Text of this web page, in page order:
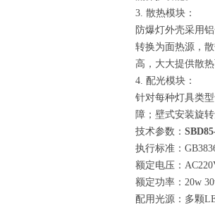
3. 散热模块：
防爆灯外壳采用
转换为面热源，
高，大大提供散
4. 配光模块：
针对每种灯具类
障；壁式安装旋
技术参数：
执行标准：
额定电压：
额定功率：20w
配用光源：多颗